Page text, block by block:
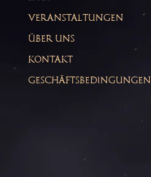
VERANSTALTUNGEN
ÜBER UNS
KONTAKT
GESCHÄFTSBEDINGUNGEN